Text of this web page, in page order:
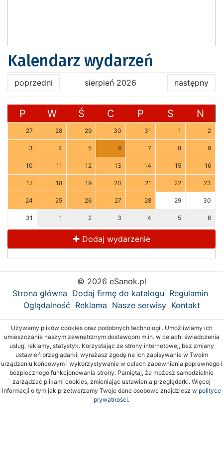
Kalendarz wydarzeń
poprzedni sierpień 2026 następny
P W Ś C P S N
27 28 29 30 31 1 2
3 4 5 6 7 8 9
10 11 12 13 14 15 16
17 18 19 20 21 22 23
24 25 26 27 28 29 30
31 1 2 3 4 5 6
Dodaj wydarzenie
© 2026 eSanok.pl
Strona główna Dodaj firmę do katalogu Regulamin
Oglądalność Reklama Nasze serwisy Kontakt
Używamy plików cookies oraz podobnych technologii. Umożliwiamy ich
umieszczanie naszym zewnętrznym dostawcom m.in. w celach: świadczenia
usług, reklamy, statystyk. Korzystając ze strony internetowej, bez zmiany
ustawień przeglądarki, wyrażasz zgodę na ich zapisywanie w Twoim
urządzeniu końcowym i wykorzystywanie w celach zapewnienia poprawnego i
bezpiecznego funkcjonowania strony. Pamiętaj, że możesz samodzielnie
zarządzać plikami cookies, zmieniając ustawienia przeglądarki. Więcej
informacji o tym jak przetwarzamy Twoje dane osobowe znajdziesz w polityce
prywatności.